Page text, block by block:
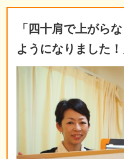
「四十肩で上がら
ようになりました！